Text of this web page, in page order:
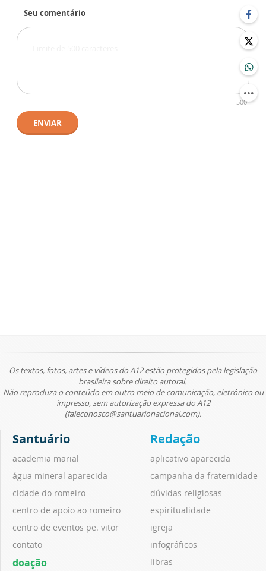
Seu comentário
500
ENVIAR
Os textos, fotos, artes e vídeos do A12 estão protegidos pela legislação
brasileira sobre direito autoral.
Não reproduza o conteúdo em outro meio de comunicação, eletrônico ou
impresso, sem autorização expressa do A12
(faleconosco@santuarionacional.com).
Santuário
academia marial
água mineral aparecida
cidade do romeiro
centro de apoio ao romeiro
centro de eventos pe. vitor
contato
doação
Redação
aplicativo aparecida
campanha da fraternidade
dúvidas religiosas
espiritualidade
igreja
infográficos
libras